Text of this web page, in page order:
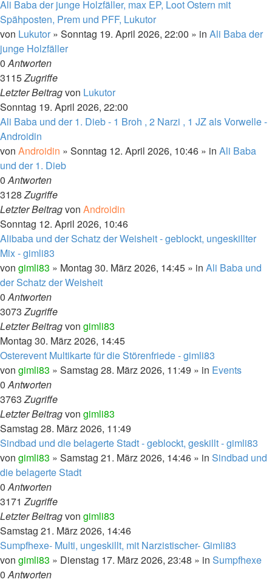
Ali Baba der junge Holzfäller, max EP, Loot Ostern mit
Spähposten, Prem und PFF, Lukutor
von Lukutor » Sonntag 19. April 2026, 22:00 » in Ali Baba der
junge Holzfäller
0Antworten
3115Zugriffe
Letzter Beitragvon Lukutor
Sonntag 19. April 2026, 22:00
Ali Baba und der 1. Dieb - 1 Broh , 2 Narzi , 1 JZ als Vorwelle -
Androidin
von Androidin » Sonntag 12. April 2026, 10:46 » in Ali Baba
und der 1. Dieb
0Antworten
3128Zugriffe
Letzter Beitragvon Androidin
Sonntag 12. April 2026, 10:46
Alibaba und der Schatz der Weisheit - geblockt, ungeskillter
Mix - gimli83
von gimli83 » Montag 30. März 2026, 14:45 » in Ali Baba und
der Schatz der Weisheit
0Antworten
3073Zugriffe
Letzter Beitragvon gimli83
Montag 30. März 2026, 14:45
Osterevent Multikarte für die Störenfriede - gimli83
von gimli83 » Samstag 28. März 2026, 11:49 » in Events
0Antworten
3763Zugriffe
Letzter Beitragvon gimli83
Samstag 28. März 2026, 11:49
Sindbad und die belagerte Stadt - geblockt, geskillt - gimli83
von gimli83 » Samstag 21. März 2026, 14:46 » in Sindbad und
die belagerte Stadt
0Antworten
3171Zugriffe
Letzter Beitragvon gimli83
Samstag 21. März 2026, 14:46
Sumpfhexe- Multi, ungeskillt, mit Narzistischer- Gimli83
von gimli83 » Dienstag 17. März 2026, 23:48 » in Sumpfhexe
0Antworten